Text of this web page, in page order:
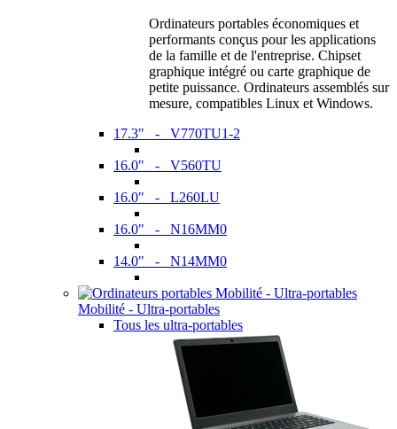
Ordinateurs portables économiques et
performants conçus pour les applications
de la famille et de l'entreprise. Chipset
graphique intégré ou carte graphique de
petite puissance. Ordinateurs assemblés sur
mesure, compatibles Linux et Windows.
17.3" - V770TU1-2
16.0" - V560TU
16.0" - L260LU
16.0" - N16MM0
14.0" - N14MM0
Mobilité - Ultra-portables
Tous les ultra-portables